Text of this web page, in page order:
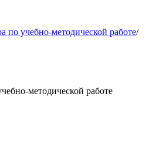
по учебно-методической работе/
методической работе